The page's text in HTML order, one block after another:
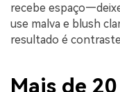
recebe
use malva e blush
resultado é
Mais de